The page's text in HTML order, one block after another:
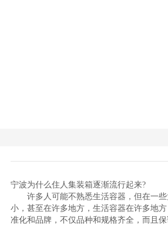
宁波为什么住人集装箱逐渐流行起来?
许多人可能不熟悉生活容器，但在一些
小，甚至在许多地方，生活容器在许多地
准化和品牌，不仅品种和规格齐全，而且